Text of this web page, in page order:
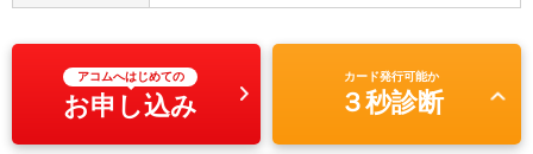
アコムへはじめての
お申し込み
カード発行可能か
３秒診断